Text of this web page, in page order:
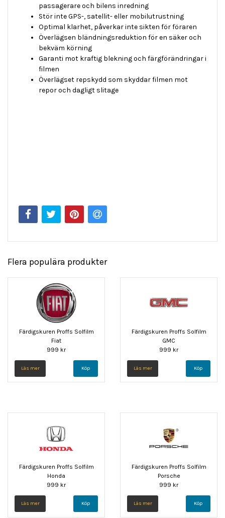
passagerare och bilens inredning
Stör inte GPS-, satellit- eller mobilutrustning
Optimal klarhet, påverkar inte sikten för föraren
Överlägsen bländningsreduktion för en säker och
bekväm körning
Garanti mot kraftig blekning och färgförändringar i
filmen
Överlägset repskydd som skyddar filmen mot
repor och dagligt slitage
Flera populära produkter
Färdigskuren Proffs Solfilm
Fiat
999 kr
Läs mer Köp
Färdigskuren Proffs Solfilm
GMC
999 kr
Läs mer Köp
Färdigskuren Proffs Solfilm
Honda
999 kr
Läs mer Köp
Färdigskuren Proffs Solfilm
Porsche
999 kr
Läs mer Köp